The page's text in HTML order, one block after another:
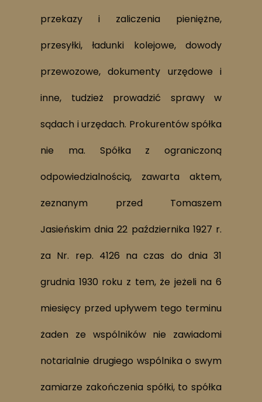
przekazy i zaliczenia pieniężne,
przesyłki, ładunki kolejowe, dowody
przewozowe, dokumenty urzędowe i
inne, tudzież prowadzić sprawy w
sądach i urzędach. Prokurentów spółka
nie ma. Spółka z ograniczoną
odpowiedzialnością, zawarta aktem,
zeznanym przed Tomaszem
Jasieńskim dnia 22 października 1927 r.
za Nr. rep. 4126 na czas do dnia 31
grudnia 1930 roku z tem, że jeżeli na 6
miesięcy przed upływem tego terminu
żaden ze wspólników nie zawiadomi
notarialnie drugiego wspólnika o swym
zamiarze zakończenia spółki, to spółka